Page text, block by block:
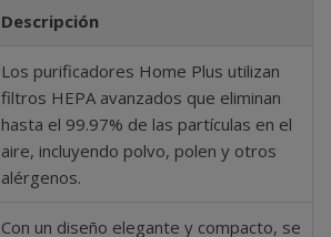
Descripción
Los purificadores Home Plus utilizan
filtros HEPA avanzados que eliminan
hasta el 99.97% de las partículas en el
aire, incluyendo polvo, polen y otros
alérgenos.
Con un diseño elegante y compacto, se